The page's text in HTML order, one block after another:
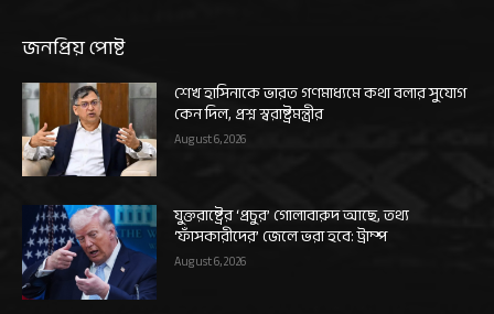
জনপ্রিয় পোষ্ট
শেখ হাসিনাকে ভারত গণমাধ্যমে কথা বলার সুযোগ
কেন দিল, প্রশ্ন স্বরাষ্ট্রমন্ত্রীর
August 6, 2026
যুক্তরাষ্ট্রের ‘প্রচুর’ গোলাবারুদ আছে, তথ্য
‘ফাঁসকারীদের’ জেলে ভরা হবে: ট্রাম্প
August 6, 2026